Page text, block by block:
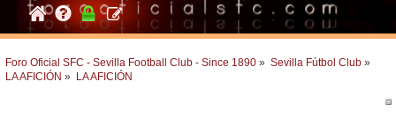
Foro Oficial SFC - Sevilla Football Club - Since 1890 » Sevilla Fútbol Club »
LA AFICIÓN » LA AFICIÓN